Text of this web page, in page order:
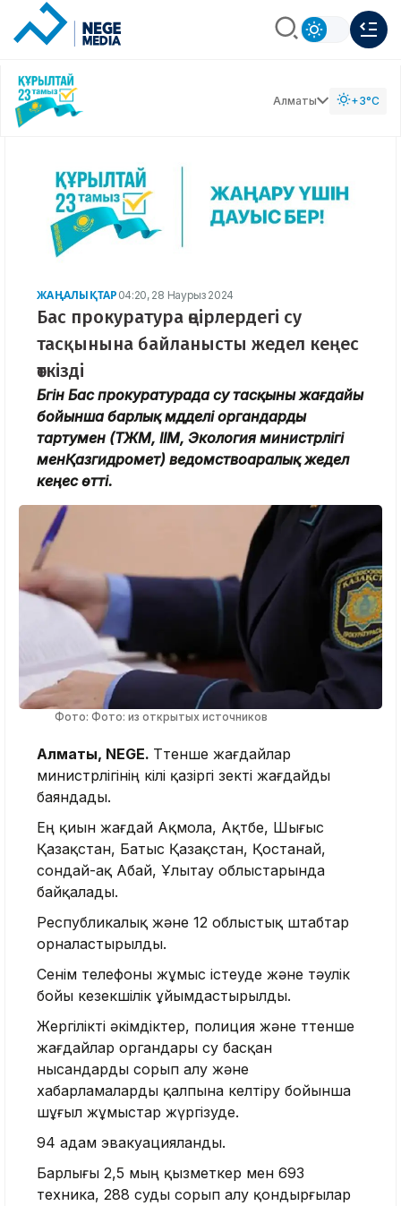
Алматы +3°C
ЖАҢАЛЫҚТАР 04:20, 28 Наурыз 2024
Бас прокуратура өңірлердегі су
тасқынына байланысты жедел кеңес
өткізді
Бүгін Бас прокуратурада су тасқыны жағдайы
бойынша барлық мүдделі органдарды
тартумен (ТЖМ, ІІМ, Экология министрлігі
менҚазгидромет) ведомствоаралық жедел
кеңес өтті.
Фото: Фото: из открытых источников
Алматы, NEGE. Төтенше жағдайлар
министрлігінің өкілі қазіргі өзекті жағдайды
баяндады.
Ең қиын жағдай Ақмола, Ақтөбе, Шығыс
Қазақстан, Батыс Қазақстан, Қостанай,
сондай-ақ Абай, Ұлытау облыстарында
байқалады.
Республикалық және 12 облыстық штабтар
орналастырылды.
Сенім телефоны жұмыс істеуде және тәулік
бойы кезекшілік ұйымдастырылды.
Жергілікті әкімдіктер, полиция және төтенше
жағдайлар органдары су басқан
нысандарды сорып алу және
хабарламаларды қалпына келтіру бойынша
шұғыл жұмыстар жүргізуде.
94 адам эвакуацияланды.
Барлығы 2,5 мың қызметкер мен 693
техника, 288 суды сорып алу қондырғылар